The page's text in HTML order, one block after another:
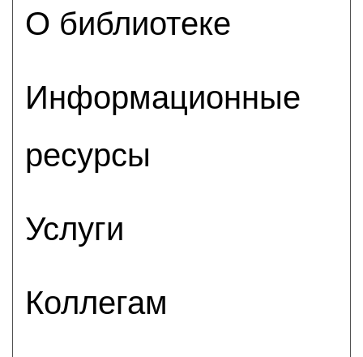
О библиотеке
Информационные
ресурсы
Услуги
Коллегам